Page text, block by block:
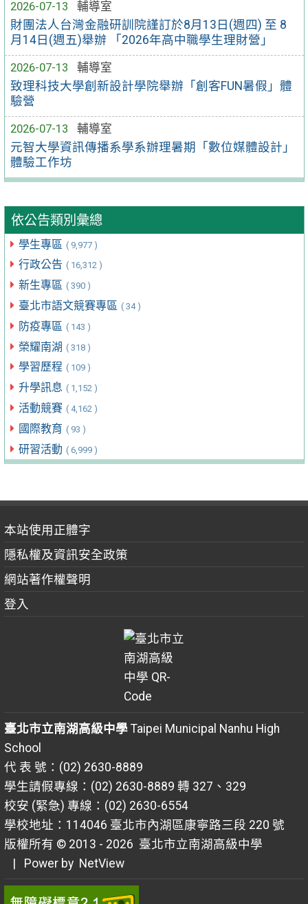
2026-07-13
輔導室
財團法人台灣金融研訓院謹訂於8月13日(週四) 至 8
月14日(週五)舉辦 「2026年高中職學生理財營」
2026-07-13
輔導室
致理科技大學創新設計學院舉辦「創客FUN暑假」體
驗營
2026-07-13
輔導室
元智大學資訊傳播系學系辦理暑期「數位媒體設計」
體驗工作坊
依公告類別彙總
學生專區 ( 9,977 )
行政公告 ( 16,312 )
新生專區 ( 390 )
臺北市語文競賽專區 ( 34 )
防疫專區 ( 143 )
榮耀南湖 ( 318 )
學習歷程 ( 109 )
升學訊息 ( 1,152 )
活動競賽 ( 4,162 )
國際教育 ( 93 )
研習活動 ( 6,999 )
本站使用正體字
隱私權及資訊安全政策
網站著作權聲明
登入
臺北市立南湖高級中學Taipei Municipal Nanhu High
School
代 表 號：(02) 2630-8889
學生請假專線：(02) 2630-8889 轉 327、329
校安 (緊急) 專線：(02) 2630-6554
學校地址：114046 臺北市內湖區康寧路三段 220 號
版權所有 © 2013 - 2026 臺北市立南湖高級中學
| Power by NetView